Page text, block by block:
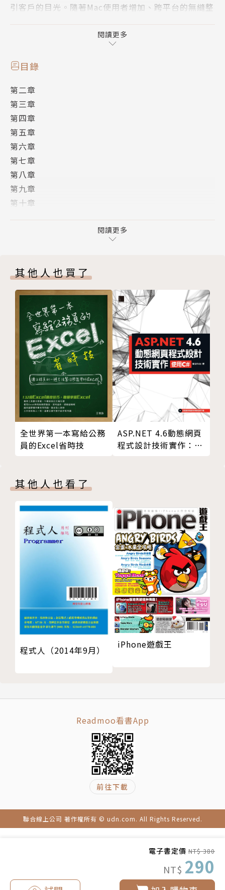
電子書定價 NT$ 380
NT$ 290
引客戶的目光。隨著Mac使用者增加、跨平台的無縫整
作者發揮蘋果教育訓練多年的經驗，從Keynote開始
介紹，不只功能說明，更要讓讀者了解每個功能的運用
方式，並利用類似的介面舉一反三，一氣呵成學會Pag
廣受好評之後，用心加入最新功能推出第二版。
原來iWork功能這麼大，好處這麼多！
．Keynote製作各種華麗的簡報，成為全場注目的焦
點。
．Pages輕鬆設計文件，樣版、文字、影像排版全都難
不倒。
．Numbers圖表分析資料，讓數字變得賞心悅目。
．加入雲端概念，跨平台也可免費輕鬆使用iWork編輯
文件。
閱讀更多
目錄
第二章
第三章
第四章
第五章
第六章
第七章
第八章
第九章
第十章
第十五章
第十六章
第十八章
第十九章
第二十章
第二十一章
第二十二章
第二十三章
第二十四章
第二十五章
第二十六章
閱讀更多
其他人也買了
全世界第一本寫給公務
員的Excel省時技
ASP.NET 4.6動態網頁
程式設計技術實作：使
其他人也看了
程式人（2014年9月）
iPhone遊戲王
Readmoo看書App
前往下載
聯合線上公司 著作權所有 © udn.com. All Rights Reserved.